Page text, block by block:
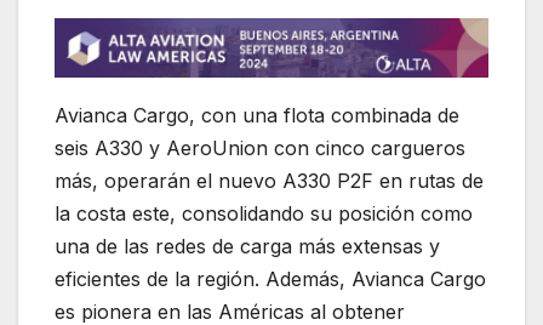
Avianca Cargo, con una flota combinada de
seis A330 y AeroUnion con cinco cargueros
más, operarán el nuevo A330 P2F en rutas de
la costa este, consolidando su posición como
una de las redes de carga más extensas y
eficientes de la región. Además, Avianca Cargo
es pionera en las Américas al obtener